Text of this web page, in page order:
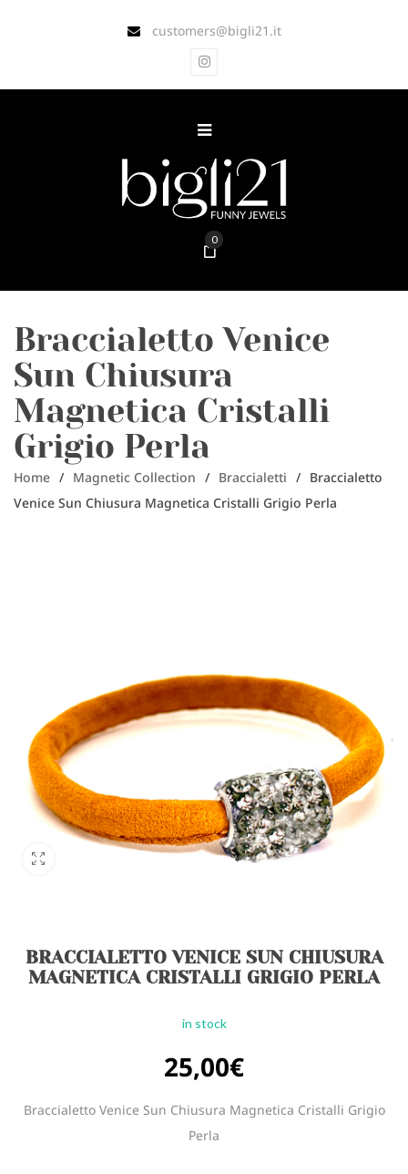
customers@bigli21.it
0
Braccialetto Venice
Sun Chiusura
Magnetica Cristalli
Grigio Perla
Home / Magnetic Collection / Braccialetti / Braccialetto
Venice Sun Chiusura Magnetica Cristalli Grigio Perla
BRACCIALETTO VENICE SUN CHIUSURA
MAGNETICA CRISTALLI GRIGIO PERLA
in stock
25,00€
Braccialetto Venice Sun Chiusura Magnetica Cristalli Grigio
Perla